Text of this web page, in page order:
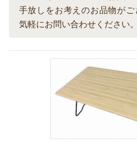
手放しをお考えのお品物が
気軽にお問い合わせください。